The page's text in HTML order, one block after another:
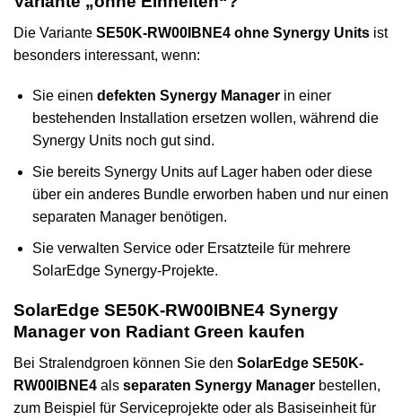
Die Variante SE50K-RW00IBNE4 ohne Synergy Units ist
besonders interessant, wenn:
Sie einen defekten Synergy Managerin einer
bestehenden Installation ersetzen wollen, während die
Synergy Units noch gut sind.
Sie bereits Synergy Units auf Lager haben oder diese
über ein anderes Bundle erworben haben und nur einen
separaten Manager benötigen.
Sie verwalten Service oder Ersatzteile für mehrere
SolarEdge Synergy-Projekte.
SolarEdge SE50K-RW00IBNE4 Synergy
Manager von Radiant Green kaufen
Bei Stralendgroen können Sie den SolarEdge SE50K-
RW00IBNE4 als separaten Synergy Manager bestellen,
zum Beispiel für Serviceprojekte oder als Basiseinheit für